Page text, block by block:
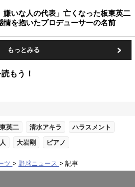
嫌いな人の代表」亡くなった板東英二
情を抱いたプロデューサーの名前
もっとみる
もう！
英二 清水アキラ ハラスメント
大岩剛 ピアノ
ツ 野球ニュース 記事